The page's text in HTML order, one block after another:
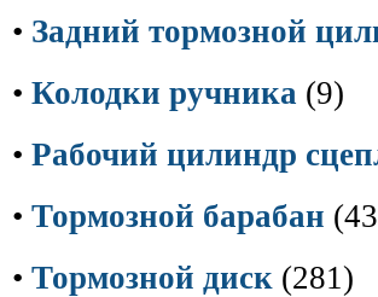
• Задний тормозной
• Колодки ручника (9)
• Рабочий цилиндр
• Тормозной барабан
• Тормозной диск (281)